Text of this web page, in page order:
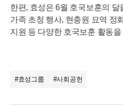
한편, 효성은 6월 호국보훈의
가족 초청 행사, 현충원 묘역 정
지원 등 다양한 호국보훈 활동
#효성그룹 #사회공헌